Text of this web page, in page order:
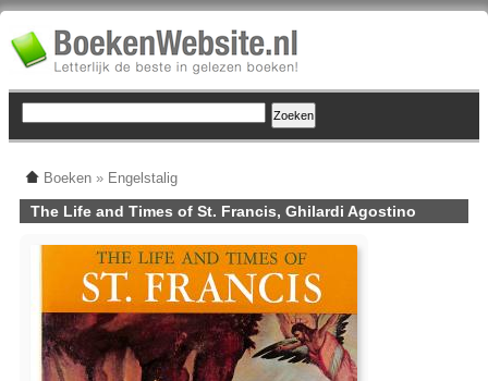
Boeken » Engelstalig
The Life and Times of St. Francis, Ghilardi Agostino